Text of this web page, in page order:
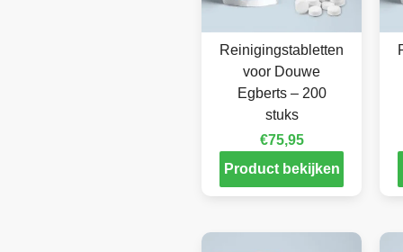
Reinigingstabletten
voor Douwe
Egberts – 200
stuks
€75,95
Product bekijken